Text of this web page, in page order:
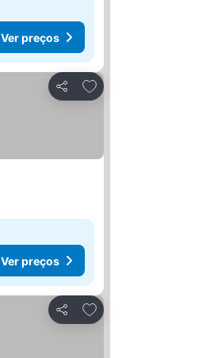
Ver preços
Partilhar
Adicionar aos favoritos
Ver preços
Partilhar
Adicionar aos favoritos